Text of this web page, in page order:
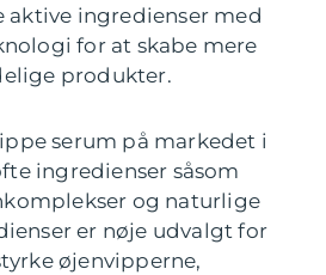
ingredienser med
for at skabe mere
produkter.
serum på markedet i
ingredienser såsom
og naturlige
er nøje udvalgt for
øjenvipperne,